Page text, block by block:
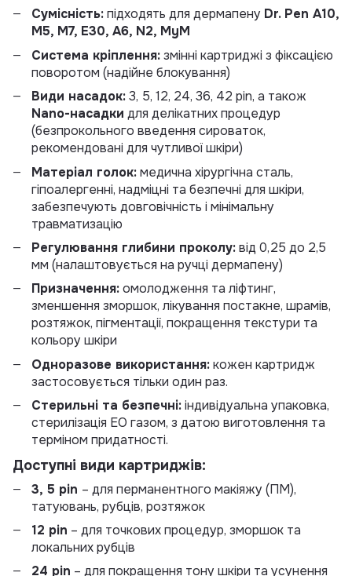
Сумісність:підходять для дермапену Dr. Pen A10,
M5, M7, E30, A6, N2, MyM
Система кріплення:змінні картриджі з фіксацією
поворотом (надійне блокування)
Види насадок:3, 5, 12, 24, 36, 42 pin, а також
Nano-насадки для делікатних процедур
(безпрокольного введення сироваток,
рекомендовані для чутливої шкіри)
Матеріал голок:медична хірургічна сталь,
гіпоалергенні, надміцні та безпечні для шкіри,
забезпечують довговічність і мінімальну
травматизацію
Регулювання глибини проколу:від 0,25 до 2,5
мм (налаштовується на ручці дермапену)
Призначення:омолодження та ліфтинг,
зменшення зморшок, лікування постакне, шрамів,
розтяжок, пігментації, покращення текстури та
кольору шкіри
Одноразове використання:кожен картридж
застосовується тільки один раз.
Стерильні та безпечні:індивідуальна упаковка,
стерилізація EO газом, з датою виготовлення та
терміном придатності.
Доступні види картриджів:
3, 5 pin – для перманентного макіяжу (ПМ),
татуювань, рубців, розтяжок
12 pin – для точкових процедур, зморшок та
локальних рубців
24 pin – для покращення тону шкіри та усунення